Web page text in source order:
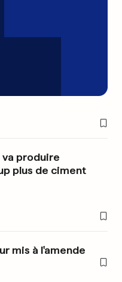
va produire
plus de ciment
mis à l'amende